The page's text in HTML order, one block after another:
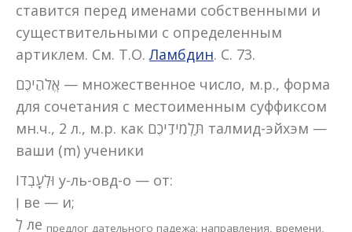
ставится перед именами собственными и
существительными с определенным
артиклем. См. Т.О.Ламбдин. С. 73.
אֱלֹהֵיכֶם — множественное число, м.р., форма
для сочетания с местоименным суффиксом
мн.ч., 2 л., м.р. как תַּלְמִידֵיכֶם талмид-эйхэм —
ваши (m) ученики
וּלְעָבְדוֹ у-ль-овд-о — от:
וְ ве — и;
לְ ле предлог дательного падежа: направления, времени,